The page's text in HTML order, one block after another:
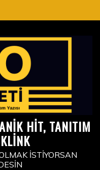
HIT, TANITIM
İSTIYORSAN